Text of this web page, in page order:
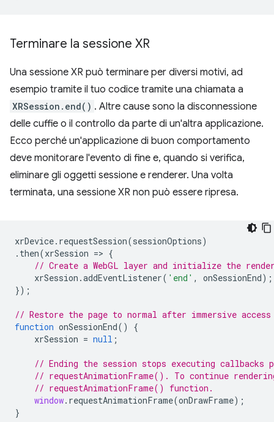
Terminare la sessione XR
Una sessione XR può terminare per diversi motivi, ad
esempio tramite il tuo codice tramite una chiamata a
XRSession.end() . Altre cause sono la disconnessione
delle cuffie o il controllo da parte di un'altra applicazione.
Ecco perché un'applicazione di buon comportamento
deve monitorare l'evento di fine e, quando si verifica,
eliminare gli oggetti sessione e renderer. Una volta
terminata, una sessione XR non può essere ripresa.
xrDevice. requestSession(sessionOptions)
. then(xrSession => {
// Create a WebGL layer and initialize the
xrSession .addEventListener( 'end' , onSessionEnd);
});
// Restore the page to normal after immersive access
function onSessionEnd()
{
xrSession = null ;
// Ending the session stops executing callbacks
// requestAnimationFrame(). To continue
// requestAnimationFrame() function.
window. requestAnimationFrame(onDrawFrame);
}